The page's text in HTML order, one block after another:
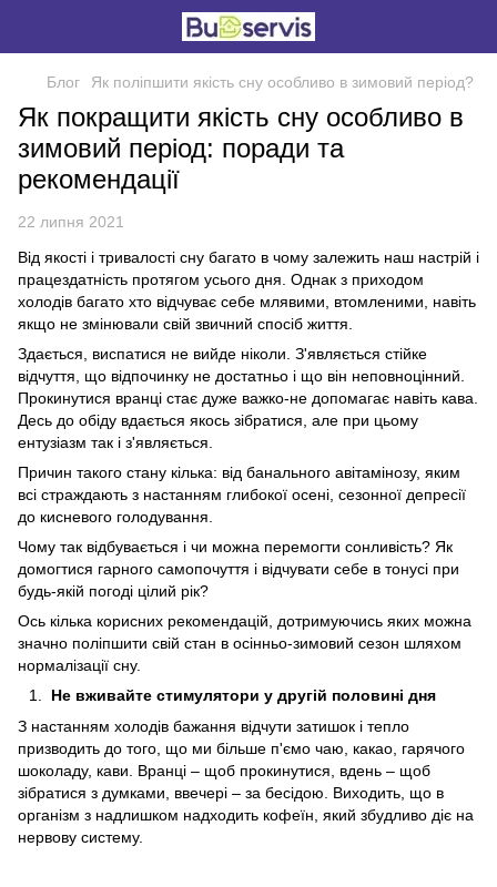
Блог Як поліпшити якість сну особливо в зимовий період?
Як покращити якість сну особливо в
зимовий період: поради та
рекомендації
22 липня 2021
Від якості і тривалості сну багато в чому залежить наш настрій і
працездатність протягом усього дня. Однак з приходом
холодів багато хто відчуває себе млявими, втомленими, навіть
якщо не змінювали свій звичний спосіб життя.
Здається, виспатися не вийде ніколи. З'являється стійке
відчуття, що відпочинку не достатньо і що він неповноцінний.
Прокинутися вранці стає дуже важко-не допомагає навіть кава.
Десь до обіду вдається якось зібратися, але при цьому
ентузіазм так і з'являється.
Причин такого стану кілька: від банального авітамінозу, яким
всі страждають з настанням глибокої осені, сезонної депресії
до кисневого голодування.
Чому так відбувається і чи можна перемогти сонливість? Як
домогтися гарного самопочуття і відчувати себе в тонусі при
будь-якій погоді цілий рік?
Ось кілька корисних рекомендацій, дотримуючись яких можна
значно поліпшити свій стан в осінньо-зимовий сезон шляхом
нормалізації сну.
Не вживайте стимулятори у другій половині дня
З настанням холодів бажання відчути затишок і тепло
призводить до того, що ми більше п'ємо чаю, какао, гарячого
шоколаду, кави. Вранці – щоб прокинутися, вдень – щоб
зібратися з думками, ввечері – за бесідою. Виходить, що в
організм з надлишком надходить кофеїн, який збудливо діє на
нервову систему.